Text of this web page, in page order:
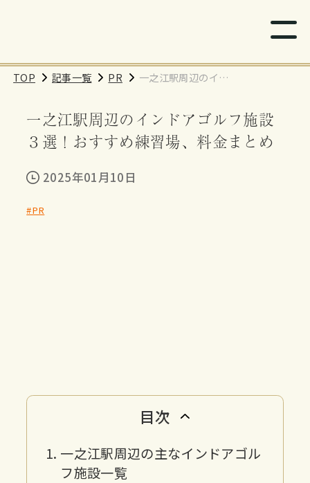
TOP 記事一覧 PR
一之江駅周辺のイン
選！おすすめ練習
場、料金まとめ
一之江駅周辺のインドアゴルフ施設
３選！おすすめ練習場、料金まとめ
2025年01月10日
#PR
目次
一之江駅周辺の主なインドアゴル
フ施設一覧